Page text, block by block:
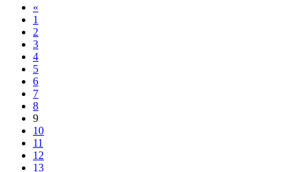
«
1
2
3
4
5
6
7
8
9
10
11
12
13